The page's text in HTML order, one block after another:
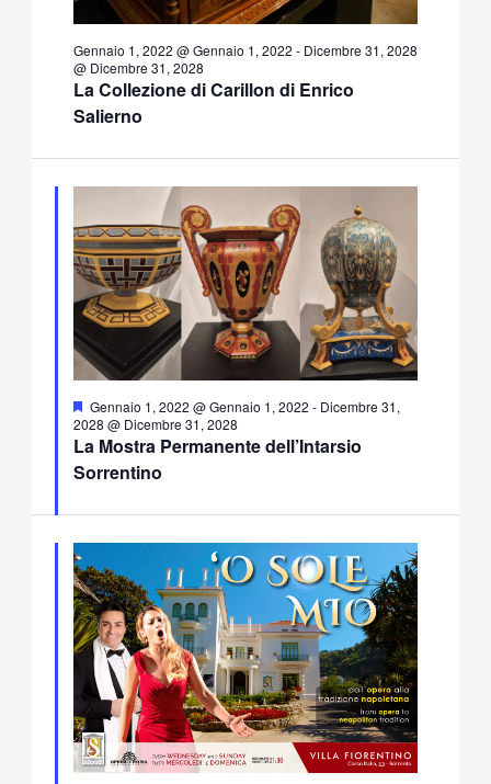
La Collezione di Carillon di Enrico
Salierno
Gennaio 1, 2022 @ Gennaio 1, 2022 - Dicembre 31, 2028
@ Dicembre 31, 2028
La Mostra Permanente dell’Intarsio
Sorrentino
Segnalati
Gennaio 1, 2022 @ Gennaio 1, 2022 - Dicembre 31,
2028 @ Dicembre 31, 2028